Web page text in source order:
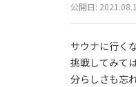
公開日:
サウナに行く
挑戦してみて
分らしさも忘